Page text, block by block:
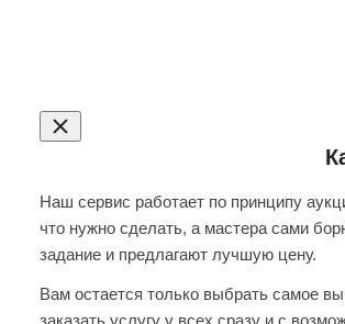
Наш сервис работает по принципу
что нужно сделать, а мастера сами
задание и предлагают лучшую цену.
Вам остается только выбрать самое
заказать услугу у всех сразу и с